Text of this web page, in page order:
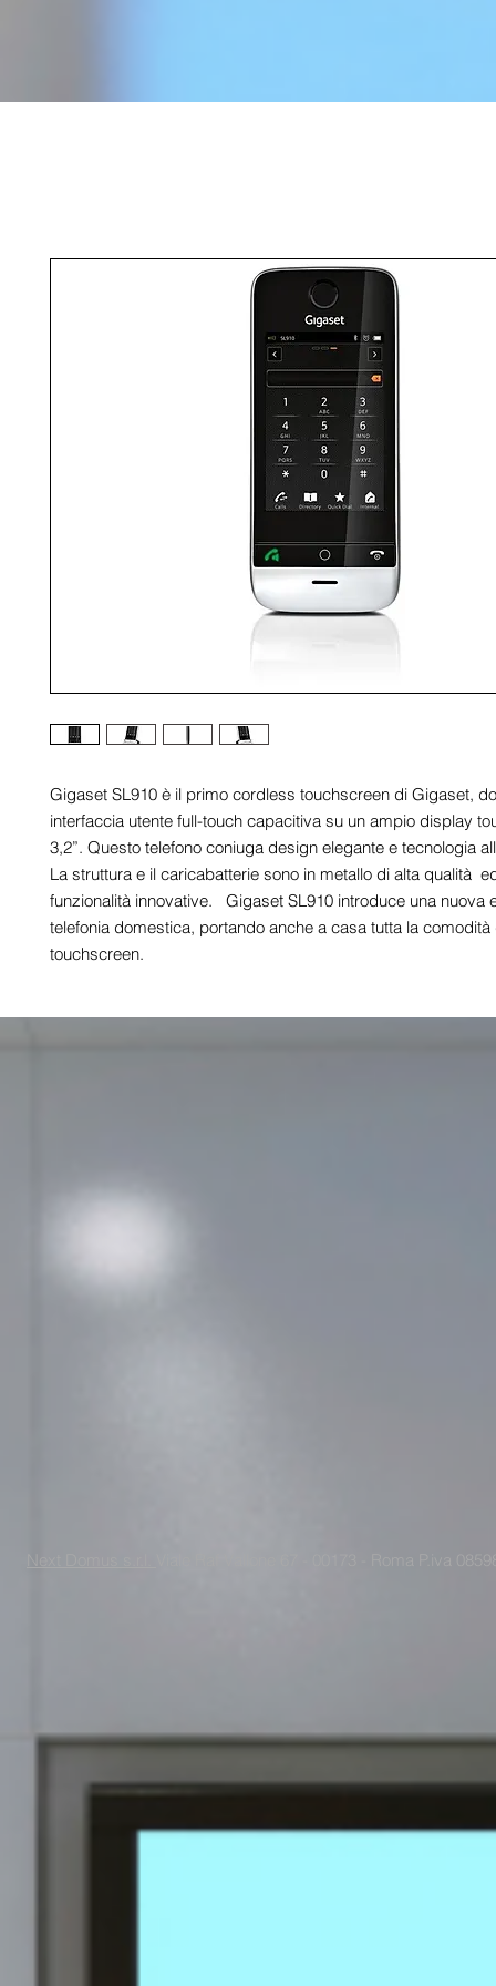
Gigaset SL910 è il primo cordless touchscreen di Gigaset,
interfaccia utente full-touch capacitiva su un ampio display
3,2”. Questo telefono coniuga design elegante e tecnologia
La struttura e il caricabatterie sono in metallo di alta qualità
funzionalità innovative.   Gigaset SL910 introduce una nuova
telefonia domestica, portando anche a casa tutta la comodità
touchscreen.